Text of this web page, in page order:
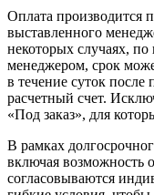
Оплата производится
выставленного
некоторых случаях,
менеджером, срок
в течение суток
расчетный счет.
«Под заказ», для
В рамках
включая возможность
согласовываются